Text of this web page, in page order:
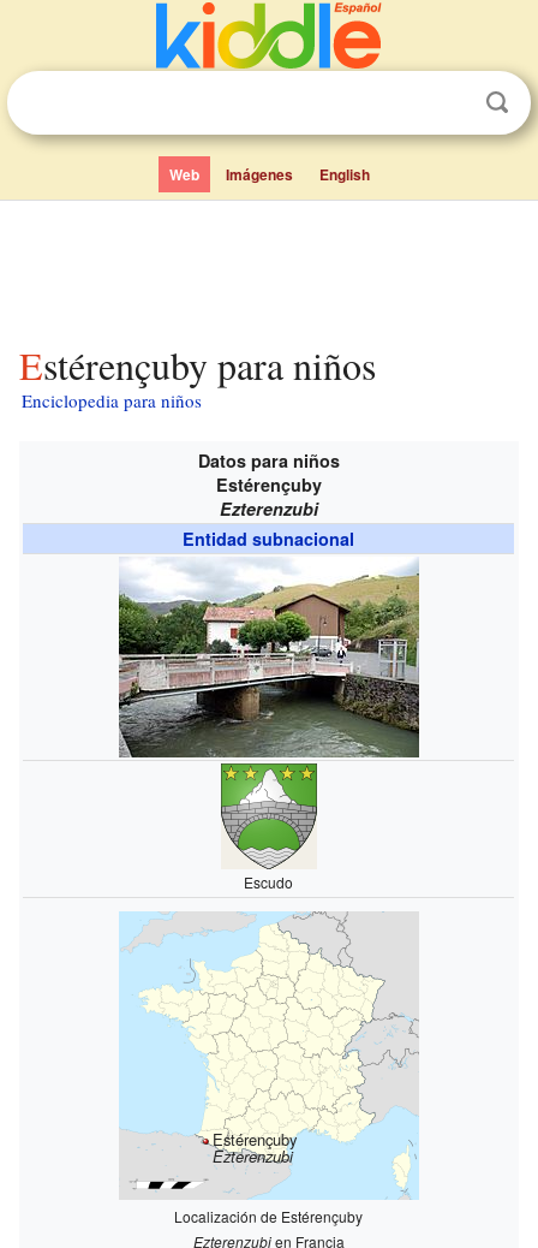
Web Imágenes English
Estérençuby para niños
Enciclopedia para niños
Datos para niños
Estérençuby
Ezterenzubi
Entidad subnacional
Escudo
Estérençuby
Ezterenzubi
Localización de Estérençuby
Ezterenzubien Francia